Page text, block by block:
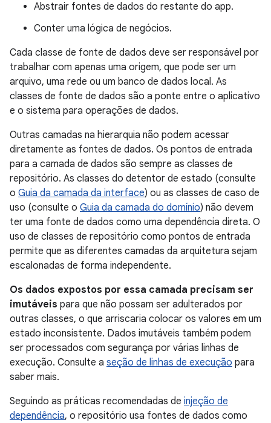
Abstrair fontes de dados do restante do app.
Conter uma lógica de negócios.
Cada classe de fonte de dados deve ser responsável por
trabalhar com apenas uma origem, que pode ser um
arquivo, uma rede ou um banco de dados local. As
classes de fonte de dados são a ponte entre o aplicativo
e o sistema para operações de dados.
Outras camadas na hierarquia não podem acessar
diretamente as fontes de dados. Os pontos de entrada
para a camada de dados são sempre as classes de
repositório. As classes do detentor de estado (consulte
o Guia da camada da interface) ou as classes de caso de
uso (consulte o Guia da camada do domínio) não devem
ter uma fonte de dados como uma dependência direta. O
uso de classes de repositório como pontos de entrada
permite que as diferentes camadas da arquitetura sejam
escalonadas de forma independente.
Os dados expostos por essa camada precisam ser
imutáveis para que não possam ser adulterados por
outras classes, o que arriscaria colocar os valores em um
estado inconsistente. Dados imutáveis também podem
ser processados com segurança por várias linhas de
execução. Consulte a seção de linhas de execução para
saber mais.
Seguindo as práticas recomendadas de injeção de
dependência, o repositório usa fontes de dados como